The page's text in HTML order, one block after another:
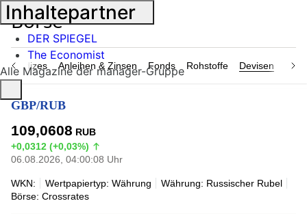
& Indizes Anleihen & Zinsen Fonds Rohstoffe Devisen
GBP/RUB
109,0608 RUB
+0,0312 (+0,03%)
06.08.2026, 04:00:08 Uhr
WKN: Wertpapiertyp: Währung
Währung: Russischer Rubel
Börse: Crossrates
Inhaltepartner
DER SPIEGEL
The Economist
Alle Magazine der manager-Gruppe